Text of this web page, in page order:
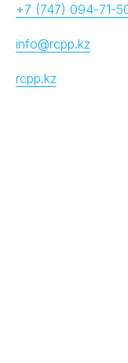
+7 (747) 094-71-
info@rcpp.kz
rcpp.kz